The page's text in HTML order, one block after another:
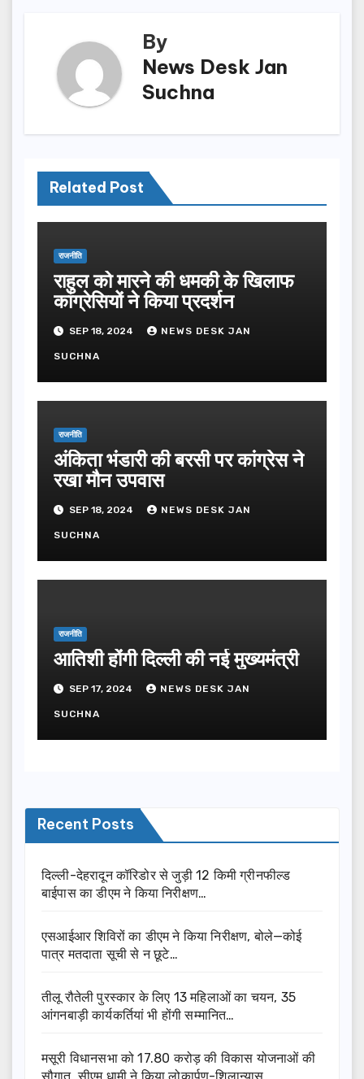
By
News Desk Jan
Suchna
Related Post
राजनीति
राहुल को मारने की धमकी के खिलाफ
कांग्रेसियों ने किया प्रदर्शन
SEP 18, 2024 NEWS DESK JAN
SUCHNA
राजनीति
अंकिता भंडारी की बरसी पर कांग्रेस ने
रखा मौन उपवास
SEP 18, 2024 NEWS DESK JAN
SUCHNA
राजनीति
आतिशी होंगी दिल्ली की नई मुख्यमंत्री
SEP 17, 2024 NEWS DESK JAN
SUCHNA
Recent Posts
दिल्ली-देहरादून कॉरिडोर से जुड़ी 12 किमी ग्रीनफील्ड
बाईपास का डीएम ने किया निरीक्षण…
एसआईआर शिविरों का डीएम ने किया निरीक्षण, बोले—कोई
पात्र मतदाता सूची से न छूटे…
तीलू रौतेली पुरस्कार के लिए 13 महिलाओं का चयन, 35
आंगनबाड़ी कार्यकर्तियां भी होंगी सम्मानित…
मसूरी विधानसभा को 17.80 करोड़ की विकास योजनाओं की